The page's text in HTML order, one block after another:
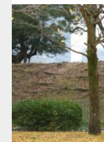
Category:公園のマッチ
ダウンロー